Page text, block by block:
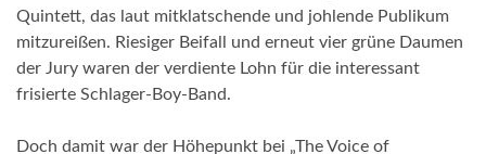
Quintett, das laut mitklatschende und johlende Publikum
mitzureißen. Riesiger Beifall und erneut vier grüne Daumen
der Jury waren der verdiente Lohn für die interessant
frisierte Schlager-Boy-Band.
Doch damit war der Höhepunkt bei „The Voice of